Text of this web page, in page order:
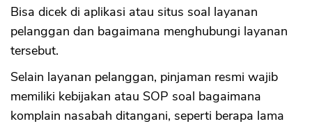
Bisa dicek di aplikasi atau situs soal layanan
pelanggan dan bagaimana menghubungi layanan
tersebut.
Selain layanan pelanggan, pinjaman resmi wajib
memiliki kebijakan atau SOP soal bagaimana
komplain nasabah ditangani, seperti berapa lama